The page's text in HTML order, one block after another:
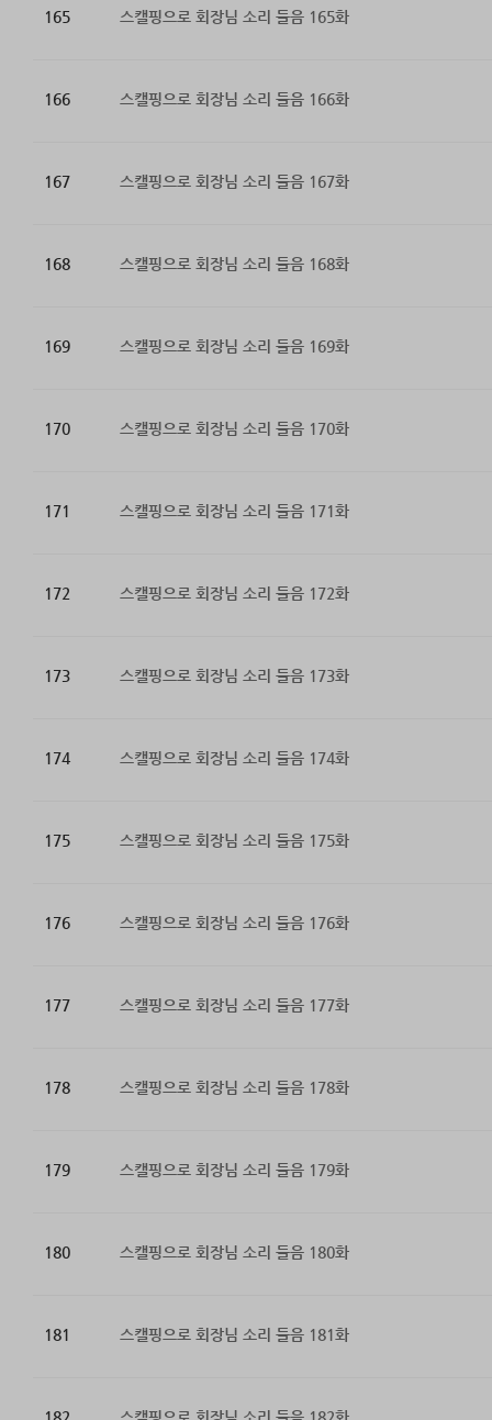
165 스캘핑으로 회장님 소리 들음 165화
166 스캘핑으로 회장님 소리 들음 166화
167 스캘핑으로 회장님 소리 들음 167화
168 스캘핑으로 회장님 소리 들음 168화
169 스캘핑으로 회장님 소리 들음 169화
170 스캘핑으로 회장님 소리 들음 170화
171 스캘핑으로 회장님 소리 들음 171화
172 스캘핑으로 회장님 소리 들음 172화
173 스캘핑으로 회장님 소리 들음 173화
174 스캘핑으로 회장님 소리 들음 174화
175 스캘핑으로 회장님 소리 들음 175화
176 스캘핑으로 회장님 소리 들음 176화
177 스캘핑으로 회장님 소리 들음 177화
178 스캘핑으로 회장님 소리 들음 178화
179 스캘핑으로 회장님 소리 들음 179화
180 스캘핑으로 회장님 소리 들음 180화
181 스캘핑으로 회장님 소리 들음 181화